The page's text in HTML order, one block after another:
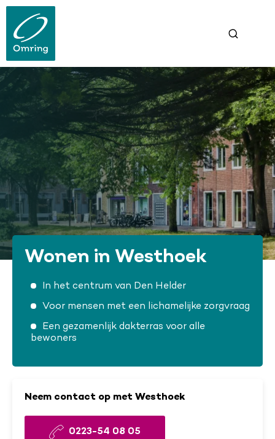
naar
gaan
Wonen in Westhoek
In het centrum van Den Helder
Voor mensen met een lichamelijke zorgvraag
Een gezamenlijk dakterras voor alle
bewoners
Neem contact op met Westhoek
0223-54 08 05